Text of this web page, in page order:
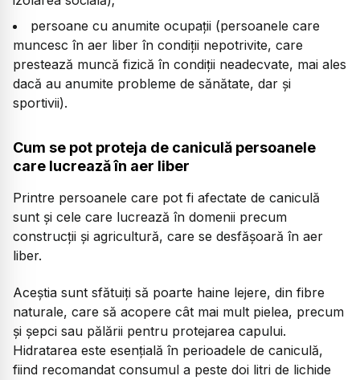
persoane cu anumite ocupații (persoanele care
muncesc în aer liber în condiții nepotrivite, care
prestează muncă fizică în condiții neadecvate, mai ales
dacă au anumite probleme de sănătate, dar și
sportivii).
Cum se pot proteja de caniculă persoanele
care lucrează în aer liber
Printre persoanele care pot fi afectate de caniculă
sunt și cele care lucrează în domenii precum
construcții și agricultură, care se desfășoară în aer
liber.
Aceștia sunt sfătuiți să poarte haine lejere, din fibre
naturale, care să acopere cât mai mult pielea, precum
și șepci sau pălării pentru protejarea capului.
Hidratarea este esențială în perioadele de caniculă,
fiind recomandat consumul a peste doi litri de lichide